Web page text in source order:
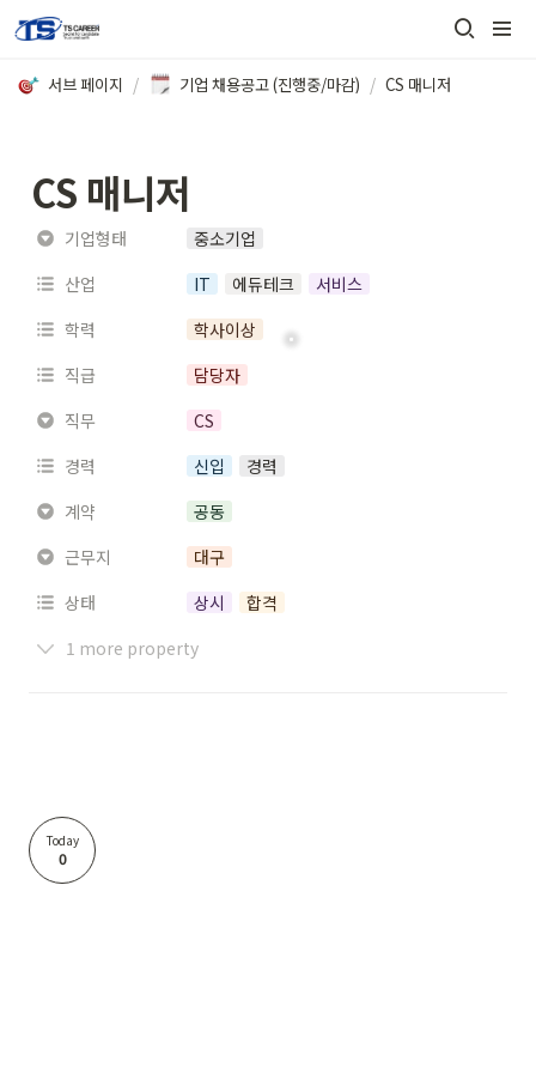
서브 페이지 / 기업 채용공고 (진행중/마감) / CS 매니저
CS 매니저
기업형태
중소기업
산업
IT 에듀테크
서비스
학력
학사이상
직급
담당자
직무
CS
경력
신입
경력
계약
공동
근무지
대구
상태
상시
합격
1 more property
Today
0